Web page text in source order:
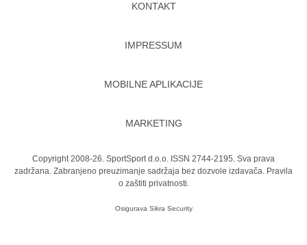
KONTAKT
IMPRESSUM
MOBILNE APLIKACIJE
MARKETING
Copyright 2008-26. SportSport d.o.o. ISSN 2744-2195. Sva prava
zadržana. Zabranjeno preuzimanje sadržaja bez dozvole izdavača. Pravila
o zaštiti privatnosti.
Osigurava Sikra Security